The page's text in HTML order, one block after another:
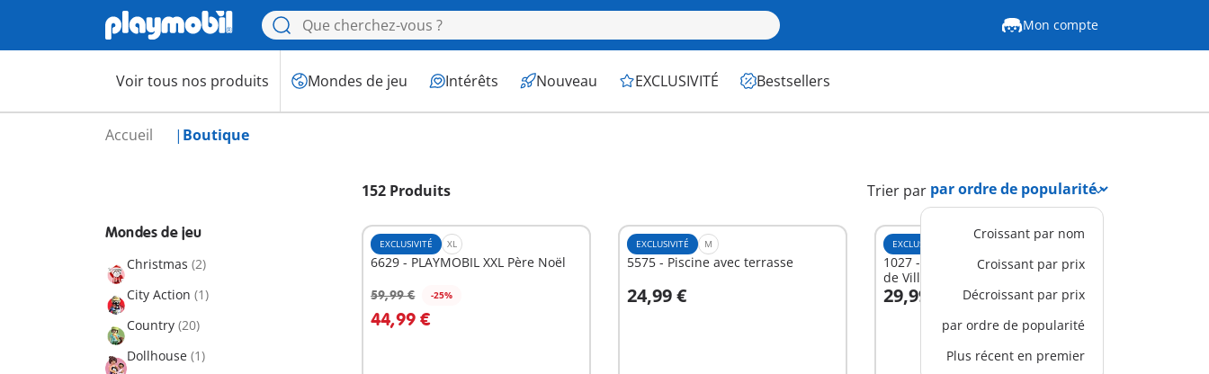
Mon compte
Voir tous nos produits Mondes de jeu Intérêts Nouveau EXCLUSIVITÉ Bestsellers
Accueil Boutique
152 Produits Trier par
Croissant par nom
Croissant par prix
Décroissant par prix
par ordre de popularité
Plus récent en premier
Mondes de jeu
Christmas (2)
City Action (1)
Country (20)
Dollhouse (1)
EXCLUSIVITÉ XL
6629 - PLAYMOBIL XXL Père Noël
59,99 € -25%
44,99 €
EXCLUSIVITÉ M
5575 - Piscine avec terrasse
24,99 €
Au panier
EXCLUSIVITÉ
1027 - Aménagement pour Maison
de Ville
29,99 €
Au panier